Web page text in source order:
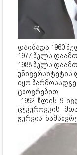
დაიბადა 1960
1977 წელს
1988 წელს
იყო
ცხოვრებით.
ცუგუროვკის
ჭურვის